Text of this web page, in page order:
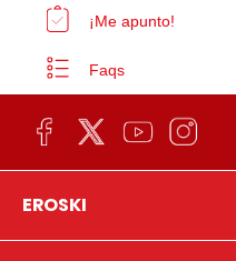
¡Me apunto!
Faqs
EROSKI